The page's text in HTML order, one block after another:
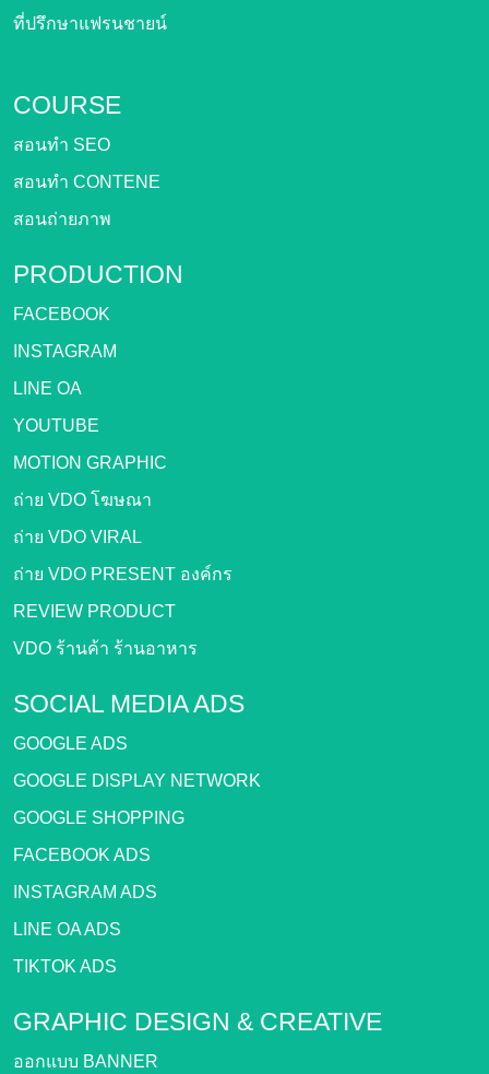
ที่ปรึกษาแฟรนชายน์
COURSE
สอนทำ SEO
สอนทำ CONTENE
สอนถ่ายภาพ
PRODUCTION
FACEBOOK
INSTAGRAM
LINE OA
YOUTUBE
MOTION GRAPHIC
ถ่าย VDO โฆษณา
ถ่าย VDO VIRAL
ถ่าย VDO PRESENT องค์กร
REVIEW PRODUCT
VDO ร้านค้า ร้านอาหาร
SOCIAL MEDIA ADS
GOOGLE ADS
GOOGLE DISPLAY NETWORK
GOOGLE SHOPPING
FACEBOOK ADS
INSTAGRAM ADS
LINE OA ADS
TIKTOK ADS
GRAPHIC DESIGN & CREATIVE
ออกแบบ BANNER